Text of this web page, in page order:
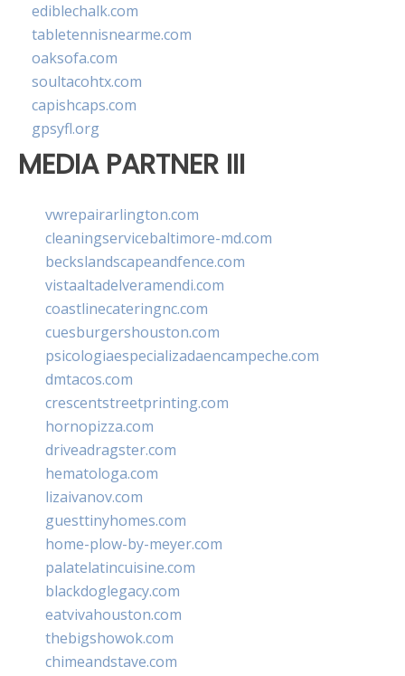
ediblechalk.com
tabletennisnearme.com
oaksofa.com
soultacohtx.com
capishcaps.com
gpsyfl.org
MEDIA PARTNER III
vwrepairarlington.com
cleaningservicebaltimore-md.com
beckslandscapeandfence.com
vistaaltadelveramendi.com
coastlinecateringnc.com
cuesburgershouston.com
psicologiaespecializadaencampeche.com
dmtacos.com
crescentstreetprinting.com
hornopizza.com
driveadragster.com
hematologa.com
lizaivanov.com
guesttinyhomes.com
home-plow-by-meyer.com
palatelatincuisine.com
blackdoglegacy.com
eatvivahouston.com
thebigshowok.com
chimeandstave.com